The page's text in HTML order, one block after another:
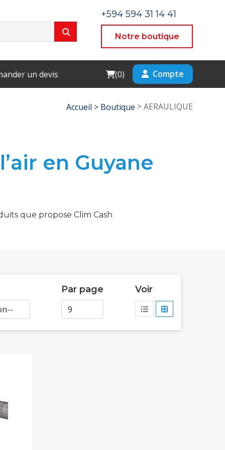
+594 594 31 14 41
Notre boutique
un devis Cart
(0) Compte
Accueil > Boutique > AERAULIQUE
en Guyane
que propose Clim Cash
Par page Voir